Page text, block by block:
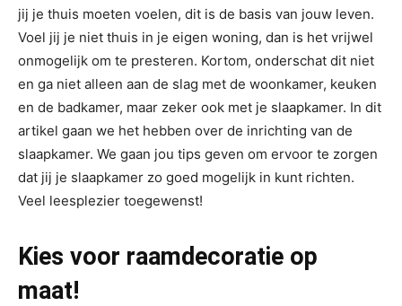
jij je thuis moeten voelen, dit is de basis van jouw leven.
Voel jij je niet thuis in je eigen woning, dan is het vrijwel
onmogelijk om te presteren. Kortom, onderschat dit niet
en ga niet alleen aan de slag met de woonkamer, keuken
en de badkamer, maar zeker ook met je slaapkamer. In dit
artikel gaan we het hebben over de inrichting van de
slaapkamer. We gaan jou tips geven om ervoor te zorgen
dat jij je slaapkamer zo goed mogelijk in kunt richten.
Veel leesplezier toegewenst!
Kies voor raamdecoratie op
maat!